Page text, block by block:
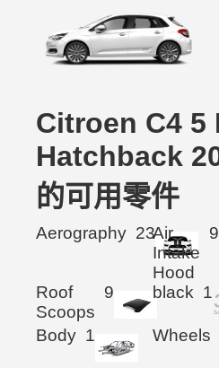
Citroen C4 5
Hatchback
的可用零件
Aerography 23Air
Intake
Hood
9
Roof
Scoops
9 black 1
Body 1 Wheels